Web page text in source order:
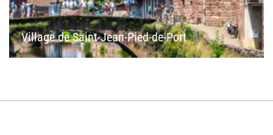
Village de Saint-Jean-Pied-de-Port